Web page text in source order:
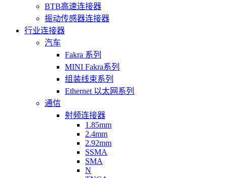
BTB高速连接器
振动传感器连接器
行业连接器
汽车
Fakra 系列
MINI Fakra系列
组装线束系列
Ethernet 以太网系列
通信
射频连接器
1.85mm
2.4mm
2.92mm
SSMA
SMA
N